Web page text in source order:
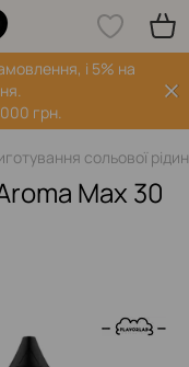
і 5% на
грн.
сольової
Max 30